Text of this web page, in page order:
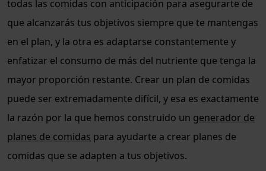
todas las comidas con anticipación para asegurarte de
que alcanzarás tus objetivos siempre que te mantengas
en el plan, y la otra es adaptarse constantemente y
enfatizar el consumo de más del nutriente que tenga la
mayor proporción restante. Crear un plan de comidas
puede ser extremadamente difícil, y esa es exactamente
la razón por la que hemos construido un generador de
planes de comidas para ayudarte a crear planes de
comidas que se adapten a tus objetivos.